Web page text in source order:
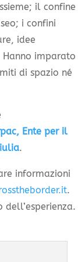
il confine
i confini
idee
imparato
di spazio né
Ente per il
.
informazioni
.